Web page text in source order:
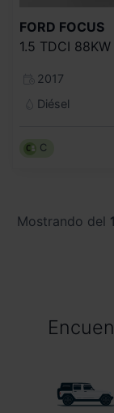
FORD FOCUS
1.5 TDCI
2017
Diésel
C
Mostrando del